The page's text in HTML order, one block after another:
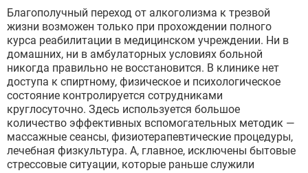
Благополучный переход от алкоголизма к трезвой
жизни возможен только при прохождении полного
курса реабилитации в медицинском учреждении. Ни в
домашних, ни в амбулаторных условиях больной
никогда правильно не восстановится. В клинике нет
доступа к спиртному, физическое и психологическое
состояние контролируется сотрудниками
круглосуточно. Здесь используется большое
количество эффективных вспомогательных методик —
массажные сеансы, физиотерапевтические процедуры,
лечебная физкультура. А, главное, исключены бытовые
стрессовые ситуации, которые раньше служили